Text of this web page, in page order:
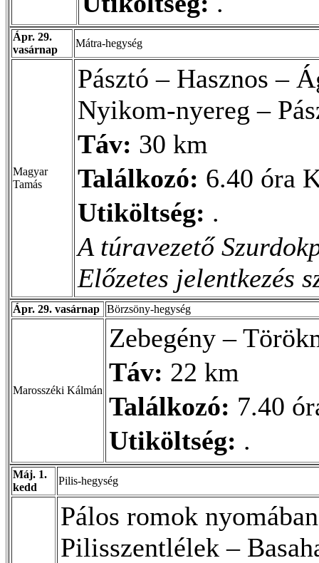
Ápr. 29.
vasárnap
Mátra-hegység
Magyar
Tamás
Pásztó – Hasznos –
Nyikom-nyereg –
Táv: 30 km
Találkozó: 6.40 óra
Utiköltség: .
A túravezető
Előzetes jelentkezés
Ápr. 29. vasárnap Börzsöny-hegység
Marosszéki Kálmán
Zebegény –
Táv: 22 km
Találkozó: 7.40
Utiköltség: .
Máj. 1.
kedd
Pilis-hegység
Pálos romok
Pilisszentlélek –